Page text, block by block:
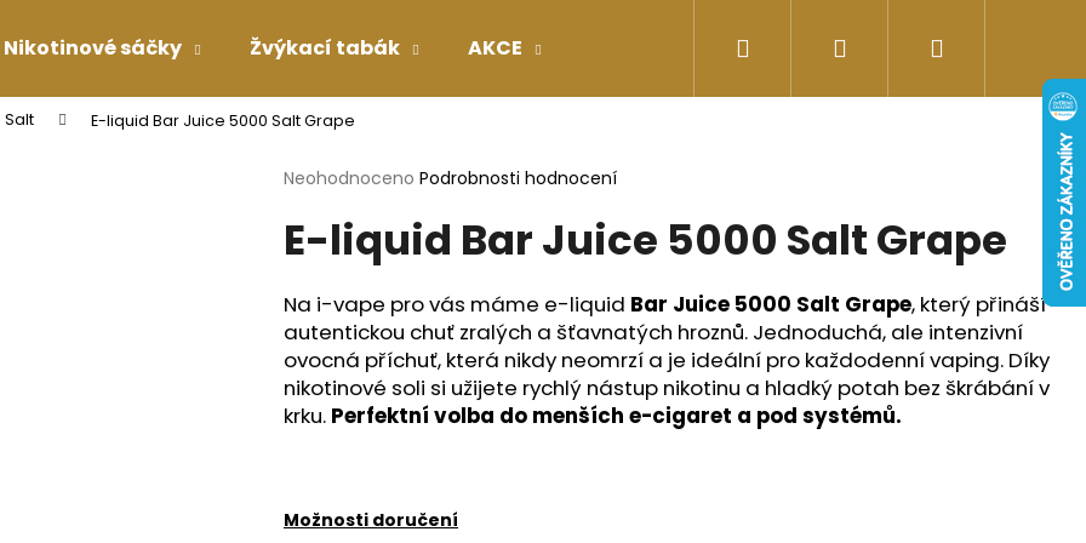
Nikotinové sáčky Žvýkací tabák AKCE Doplňky stravy Energy-kofeinové
Přihlášení
Salt E-liquid Bar Juice 5000 Salt Grape
Průměrné
produktu
je
z
5
hvězdiček.
Neohodnoceno Podrobnosti hodnocení
E-liquid Bar Juice 5000 Salt Grape
Na i-vape pro vás máme e-liquid Bar Juice 5000 Salt Grape, který přináší
autentickou chuť zralých a šťavnatých hroznů. Jednoduchá, ale intenzivní
ovocná příchuť, která nikdy neomrzí a je ideální pro každodenní vaping. Díky
nikotinové soli si užijete rychlý nástup nikotinu a hladký potah bez škrábání v
krku. Perfektní volba do menších e-cigaret a pod systémů.
Možnosti doručení
Co potřebujete najít?
HLEDAT